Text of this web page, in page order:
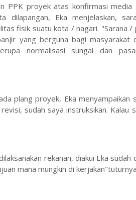
PPK proyek atas konfirmasi media
dilapangan, Eka menjelaskan,
fisik suatu kota / nagari. "Sarana /
yang berguna bagi masyarakat
normalisasi sungai dan
plang proyek, Eka
sudah saya instruksikan. Kalau
rekanan, diakui Eka
mana mungkin di